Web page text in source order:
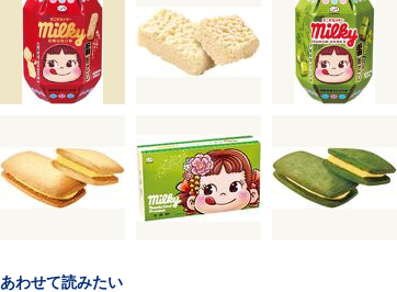
あわせて読みたい